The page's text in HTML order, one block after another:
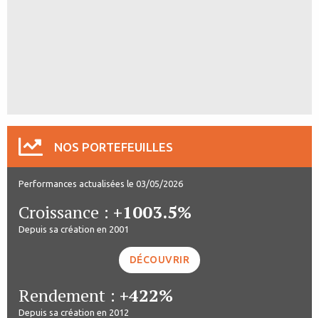
NOS PORTEFEUILLES
Performances actualisées le 03/05/2026
Croissance : +1003.5%
Depuis sa création en 2001
DÉCOUVRIR
Rendement : +422%
Depuis sa création en 2012